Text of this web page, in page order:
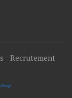
Recrutement